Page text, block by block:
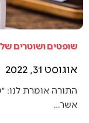
שופטים ושוטרים
אוגוסט 31, 2022
התורה אומרת לנו:
אשר…